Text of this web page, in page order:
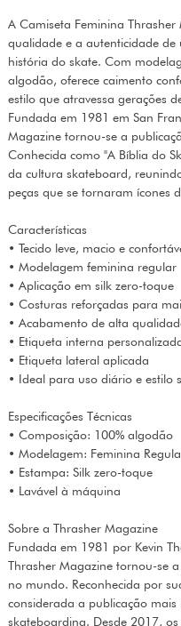
A Camiseta Feminina
qualidade e a autenticidade
história do skate. Com
algodão, oferece caimento
estilo que atravessa gerações
Fundada em 1981 em San
Magazine tornou-se a
Conhecida como "A Bíblia do
da cultura skateboard,
peças que se tornaram ícones
Características
• Tecido leve, macio e
• Modelagem feminina regular
• Aplicação em silk zero-toque
• Costuras reforçadas para
• Acabamento de alta
• Etiqueta interna
• Etiqueta lateral aplicada
• Ideal para uso diário e estilo
Especificações Técnicas
• Composição: 100% algodão
• Modelagem: Feminina
• Estampa: Silk zero-toque
• Lavável à máquina
Sobre a Thrasher Magazine
Fundada em 1981 por Kevin
Thrasher Magazine tornou-se
no mundo. Reconhecida por
considerada a publicação
skateboarding. Desde 2017,